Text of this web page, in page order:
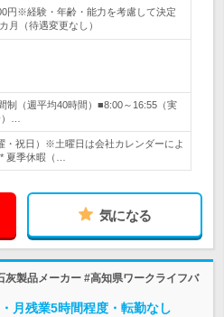
円※経験・年齢・能力を考慮して決定
月（待遇変更なし）
制（週平均40時間）■8:00～16:55（実
…
・祝日）※土曜日は会社カレンダーによ
夏季休暇（…
気になる
製品メーカー #高知県ワークライフバ
月残業5時間程度・転勤なし